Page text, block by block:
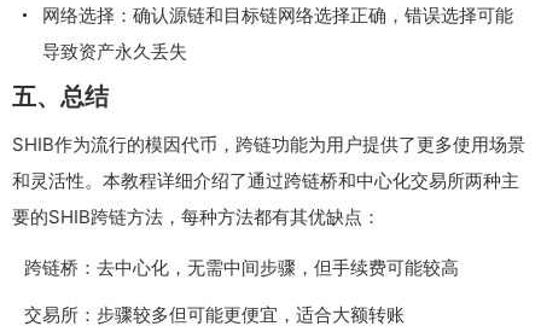
网络选择：确认源链和目标链网络选择正确，错误选择可能
导致资产永久丢失
五、总结
SHIB作为流行的模因代币，跨链功能为用户提供了更多使用场景
和灵活性。本教程详细介绍了通过跨链桥和中心化交易所两种主
要的SHIB跨链方法，每种方法都有其优缺点：
跨链桥：去中心化，无需中间步骤，但手续费可能较高
交易所：步骤较多但可能更便宜，适合大额转账